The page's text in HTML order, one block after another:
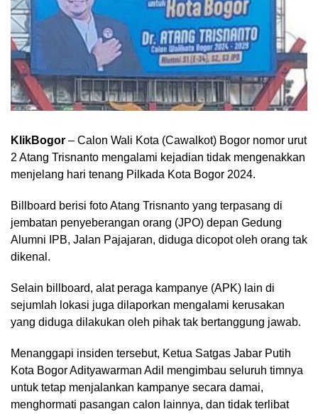
KlikBogor – Calon Wali Kota (Cawalkot) Bogor nomor urut
2 Atang Trisnanto mengalami kejadian tidak mengenakkan
menjelang hari tenang Pilkada Kota Bogor 2024.
Billboard berisi foto Atang Trisnanto yang terpasang di
jembatan penyeberangan orang (JPO) depan Gedung
Alumni IPB, Jalan Pajajaran, diduga dicopot oleh orang tak
dikenal.
Selain billboard, alat peraga kampanye (APK) lain di
sejumlah lokasi juga dilaporkan mengalami kerusakan
yang diduga dilakukan oleh pihak tak bertanggung jawab.
Menanggapi insiden tersebut, Ketua Satgas Jabar Putih
Kota Bogor Adityawarman Adil mengimbau seluruh timnya
untuk tetap menjalankan kampanye secara damai,
menghormati pasangan calon lainnya, dan tidak terlibat